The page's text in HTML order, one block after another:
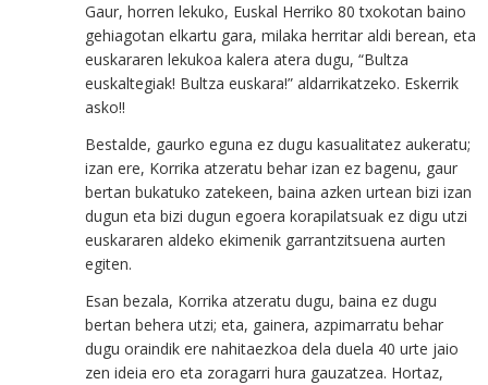
Gaur, horren lekuko, Euskal Herriko 80 txokotan baino
gehiagotan elkartu gara, milaka herritar aldi berean, eta
euskararen lekukoa kalera atera dugu, “Bultza
euskaltegiak! Bultza euskara!” aldarrikatzeko. Eskerrik
asko!!
Bestalde, gaurko eguna ez dugu kasualitatez aukeratu;
izan ere, Korrika atzeratu behar izan ez bagenu, gaur
bertan bukatuko zatekeen, baina azken urtean bizi izan
dugun eta bizi dugun egoera korapilatsuak ez digu utzi
euskararen aldeko ekimenik garrantzitsuena aurten
egiten.
Esan bezala, Korrika atzeratu dugu, baina ez dugu
bertan behera utzi; eta, gainera, azpimarratu behar
dugu oraindik ere nahitaezkoa dela duela 40 urte jaio
zen ideia ero eta zoragarri hura gauzatzea. Hortaz,